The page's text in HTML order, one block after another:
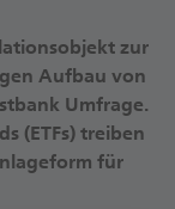
zur
Aufbau von
Umfrage.
(ETFs) treiben
für